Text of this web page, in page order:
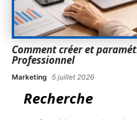
Comment créer et
Professionnel
Marketing 5 juillet 2026
Recherche